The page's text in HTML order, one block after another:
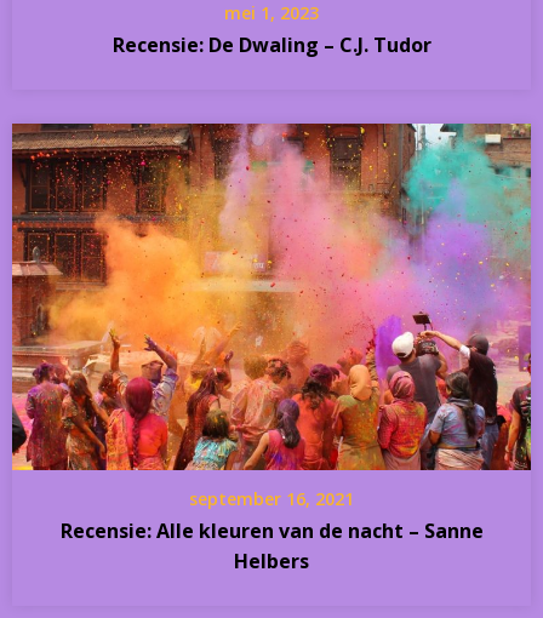
mei 1, 2023
Recensie: De Dwaling – C.J. Tudor
september 16, 2021
Recensie: Alle kleuren van de nacht – Sanne
Helbers